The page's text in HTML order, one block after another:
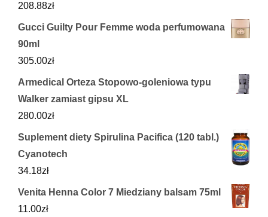
208.88zł
Gucci Guilty Pour Femme woda perfumowana
90ml
305.00zł
Armedical Orteza Stopowo-goleniowa typu
Walker zamiast gipsu XL
280.00zł
Suplement diety Spirulina Pacifica (120 tabl.)
Cyanotech
34.18zł
Venita Henna Color 7 Miedziany balsam 75ml
11.00zł